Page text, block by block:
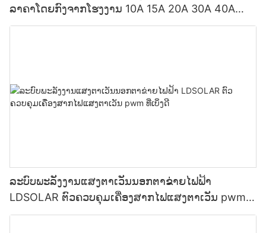
ລາຄາໂດຍກົງຈາກໂຮງງານ 10A 15A 20A 30A 40A
60A 12V/24V ລະບົບ ຮອງຮັບ OEM
ລະບົບພະລັງງານແສງຕາເວັນນອກຕາຂ່າຍໄຟຟ້າ
LDSOLAR ຕົວຄວບຄຸມເຄື່ອງສາກໄຟແສງຕາເວັນ pwm ທີ່
ເບິ່ງດີ